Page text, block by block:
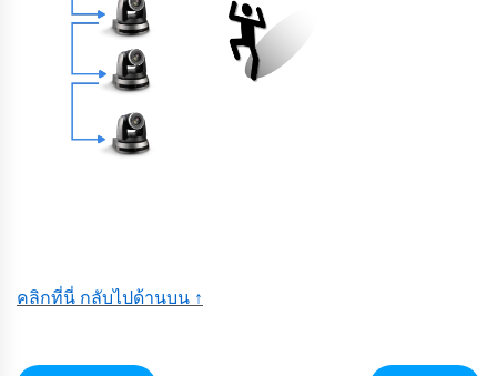
คลิกที่นี่ กลับไปด้านบน ↑